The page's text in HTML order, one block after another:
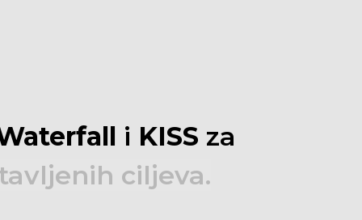
i KISS za
ciljeva.